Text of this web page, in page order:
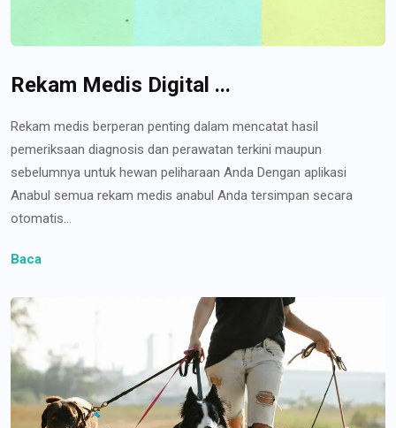
Rekam Medis Digital ...
Rekam medis berperan penting dalam mencatat hasil
pemeriksaan diagnosis dan perawatan terkini maupun
sebelumnya untuk hewan peliharaan Anda Dengan aplikasi
Anabul semua rekam medis anabul Anda tersimpan secara
otomatis...
Baca